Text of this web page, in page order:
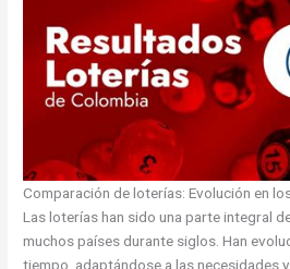
Comparación de loterías: Evolución en
Las loterías han sido una parte integral
muchos países durante siglos. Han
tiempo, adaptándose a las necesidades